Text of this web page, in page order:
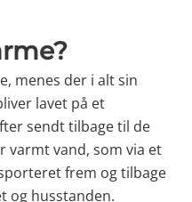
menes der i alt sin
lavet på et
sendt tilbage til de
varmt vand, som via et
frem og tilbage
og husstanden.